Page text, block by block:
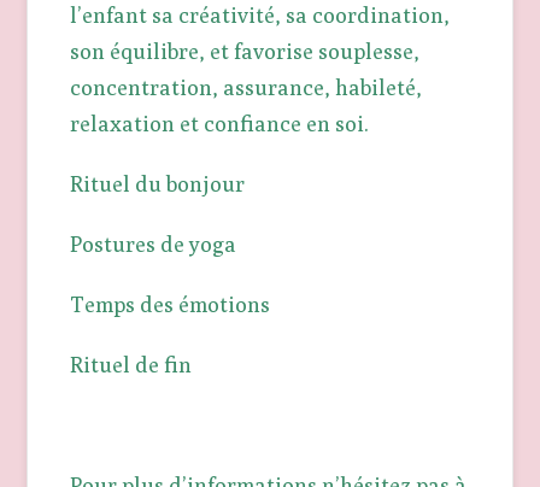
l’enfant sa créativité, sa coordination,
son équilibre, et favorise souplesse,
concentration, assurance, habileté,
relaxation et confiance en soi.
Rituel du bonjour
Postures de yoga
Temps des émotions
Rituel de fin